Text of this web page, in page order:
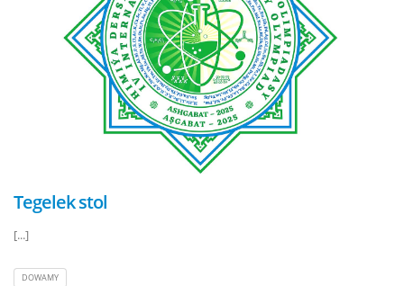
Tegelek stol
[...]
DOWAMY